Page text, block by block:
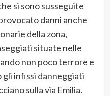
si sono susseguite
danni anche
della zona,
situate nelle
non poco terrore e
gli infissi danneggiati
sulla via Emilia.